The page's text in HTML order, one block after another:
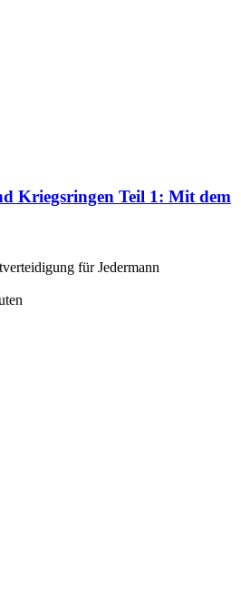
Kriegsringen Teil 1: Mit dem
für Jedermann